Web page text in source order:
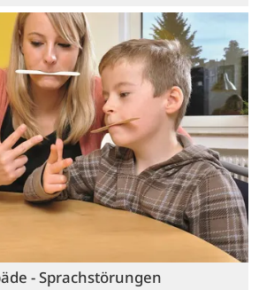
- Sprachstörungen